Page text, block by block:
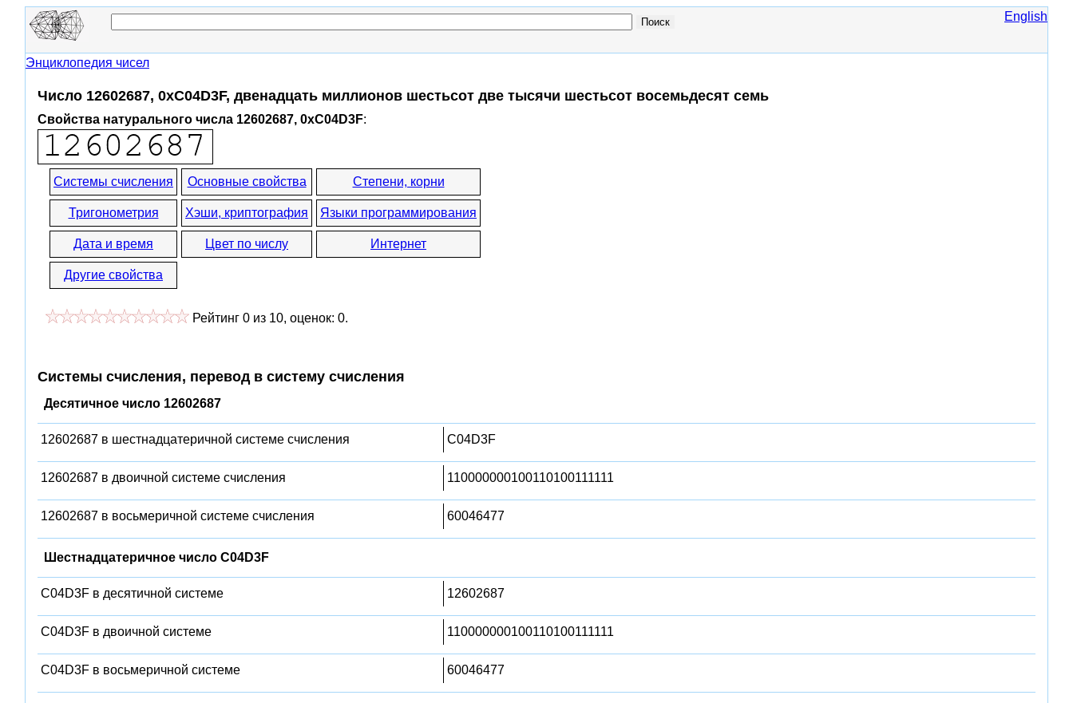
English
Энциклопедия чисел
Число 12602687, 0xC04D3F, двенадцать миллионов шестьсот две тысячи шестьсот восемьдесят семь
Свойства натурального числа 12602687, 0xC04D3F:
Системы счисления Основные свойства Степени, корни
Тригонометрия Хэши, криптография Языки программирования
Дата и время Цвет по числу Интернет
Другие свойства
Рейтинг 0 из 10, оценок: 0.
Системы счисления, перевод в систему счисления
Десятичное число 12602687
12602687 в шестнадцатеричной системе счисления C04D3F
12602687 в двоичной системе счисления 110000000100110100111111
12602687 в восьмеричной системе счисления 60046477
Шестнадцатеричное число C04D3F
C04D3F в десятичной системе 12602687
C04D3F в двоичной системе 110000000100110100111111
C04D3F в восьмеричной системе 60046477